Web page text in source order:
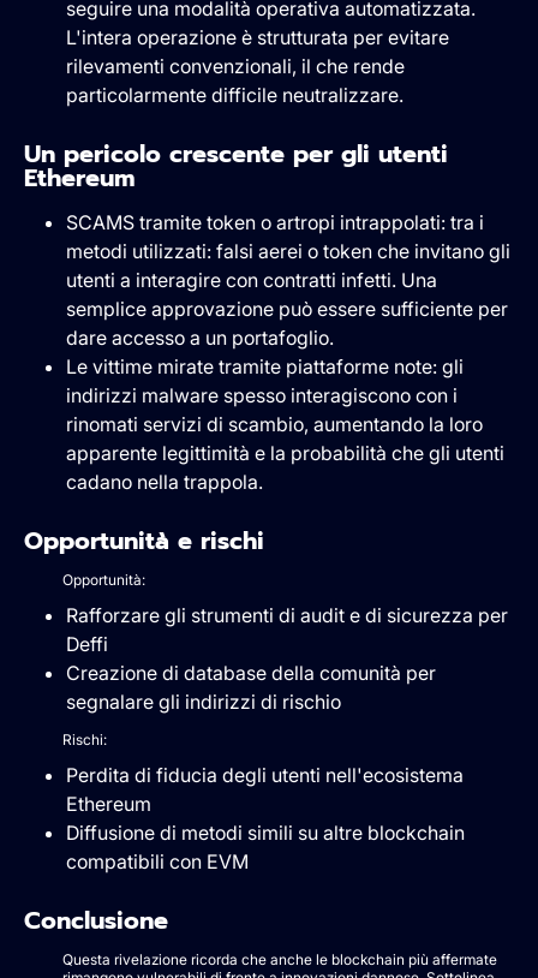
seguire una modalità operativa automatizzata.
L'intera operazione è strutturata per evitare
rilevamenti convenzionali, il che rende
particolarmente difficile neutralizzare.
Un pericolo crescente per gli utenti
Ethereum
SCAMS tramite token o artropi intrappolati: tra i
metodi utilizzati: falsi aerei o token che invitano gli
utenti a interagire con contratti infetti. Una
semplice approvazione può essere sufficiente per
dare accesso a un portafoglio.
Le vittime mirate tramite piattaforme note: gli
indirizzi malware spesso interagiscono con i
rinomati servizi di scambio, aumentando la loro
apparente legittimità e la probabilità che gli utenti
cadano nella trappola.
Opportunità e rischi
Opportunità:
Rafforzare gli strumenti di audit e di sicurezza per
Deffi
Creazione di database della comunità per
segnalare gli indirizzi di rischio
Rischi:
Perdita di fiducia degli utenti nell'ecosistema
Ethereum
Diffusione di metodi simili su altre blockchain
compatibili con EVM
Conclusione
Questa rivelazione ricorda che anche le blockchain più affermate